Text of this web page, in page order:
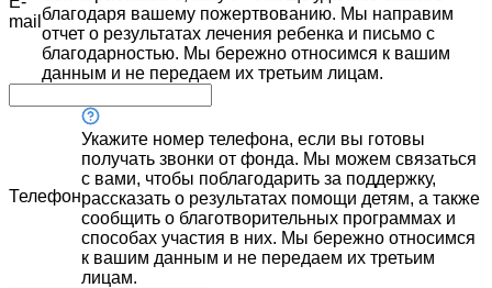
mail благодаря вашему пожертвованию. Мы направим
отчет о результатах лечения ребенка и письмо с
благодарностью. Мы бережно относимся к вашим
данным и не передаем их третьим лицам.
Телефон
Укажите номер телефона, если вы готовы
получать звонки от фонда. Мы можем связаться
с вами, чтобы поблагодарить за поддержку,
рассказать о результатах помощи детям, а также
сообщить о благотворительных программах и
способах участия в них. Мы бережно относимся
к вашим данным и не передаем их третьим
лицам.